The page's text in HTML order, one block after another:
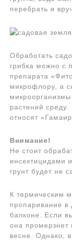
перебрать и
Обработать
грибка можно с
препарата
микрофлору, а
растений
относят
Внимание!
Не стоит
инсектицидами
грунт будет не
К термическим
пропаривание в
балконе. Если
она промерзнет
весне. Однако,